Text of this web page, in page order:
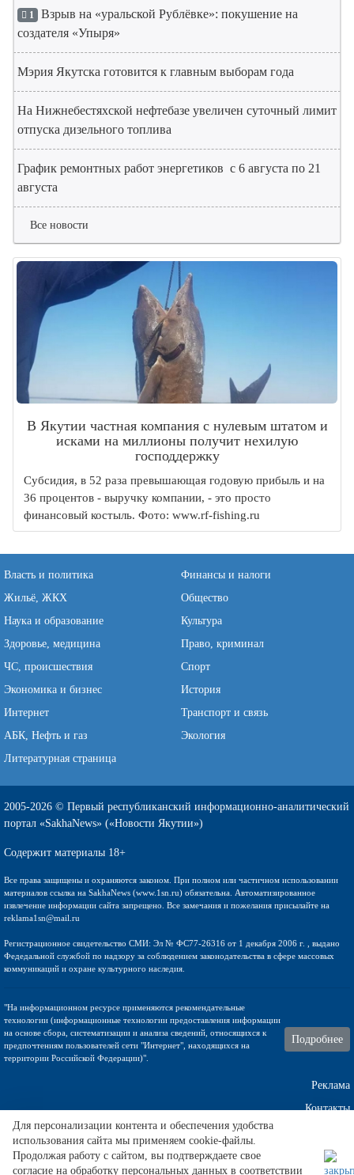
1 Взрыв на «уральской Рублёвке»: покушение на
создателя «Упыря»
Мэрия Якутска готовится к главным выборам года
На Нижнебестяхской нефтебазе увеличен суточный лимит
отпуска дизельного топлива
График ремонтных работ энергетиков с 6 августа по 21
августа
Все новости
В Якутии частная компания с нулевым штатом и
исками на миллионы получит нехилую
господдержку
Субсидия, в 52 раза превышающая годовую прибыль и на
36 процентов - выручку компании, - это просто
финансовый костыль. Фото: www.rf-fishing.ru
Власть и политика
Финансы и налоги
Жильё, ЖКХ
Общество
Наука и образование
Культура
Здоровье, медицина
Право, криминал
ЧС, происшествия
Спорт
Экономика и бизнес
История
Интернет
Транспорт и связь
АБК, Нефть и газ
Экология
Литературная страница
2005-2026 © Первый республиканский информационно-аналитический
портал «SakhaNews» («Новости Якутии»)
Содержит материалы 18+
Все права защищены и охраняются законом. При полном или частичном использовании
материалов ссылка на SakhaNews (www.1sn.ru) обязательна. Автоматизированное
извлечение информации сайта запрещено. Все замечания и пожелания присылайте на
reklama1sn@mail.ru
Регистрационное свидетельство СМИ: Эл № ФС77-26316 от 1 декабря 2006 г. , выдано
Федедальной службой по надзору за соблюдением законодательства в сфере массовых
коммуникаций и охране культурного наследия.
"На информационном ресурсе применяются рекомендательные
технологии (информационные технологии предоставления информации
на основе сбора, систематизации и анализа сведений, относящихся к
предпочтениям пользователей сети "Интернет", находящихся на
территории Российской Федерации)".
Подробнее
Реклама
Контакты
Техническа поддержка
Для персонализации контента и обеспечения удобства
использования сайта мы применяем cookie-файлы.
Продолжая работу с сайтом, вы подтверждаете свое
согласие на обработку персональных данных в соответствии